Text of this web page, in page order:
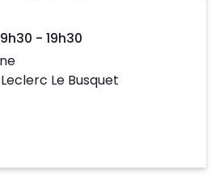
Day of the Week
9h30 - 19h30
Le Busquet
Vous